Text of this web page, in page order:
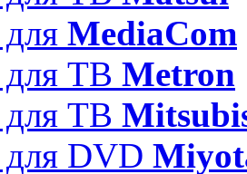
MediaCom
ТВ Metron
TB
DVD